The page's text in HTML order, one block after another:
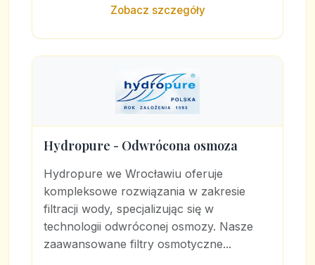
Zobacz szczegóły
Hydropure - Odwrócona osmoza
Hydropure we Wrocławiu oferuje
kompleksowe rozwiązania w zakresie
filtracji wody, specjalizując się w
technologii odwróconej osmozy. Nasze
zaawansowane filtry osmotyczne...